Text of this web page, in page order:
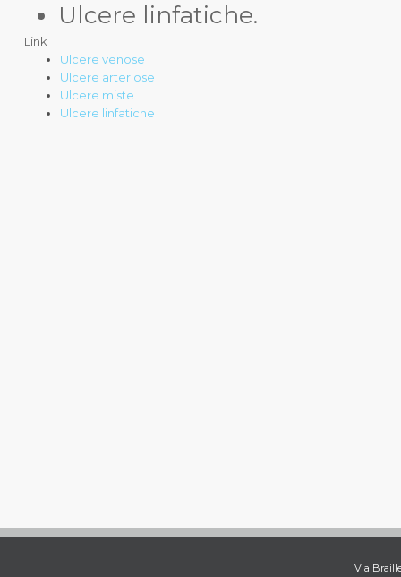
Ulcere linfatiche.
Link
Ulcere venose
Ulcere arteriose
Ulcere miste
Ulcere linfatiche
Via